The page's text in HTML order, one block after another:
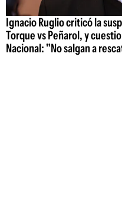
Ignacio Ruglio criticó la
Torque vs Peñarol, y
Nacional: "No salgan a